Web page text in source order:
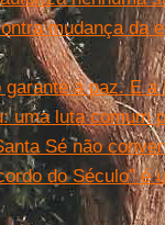
mudança da
a paz. E
uma luta comum
Sé não
do Século” é